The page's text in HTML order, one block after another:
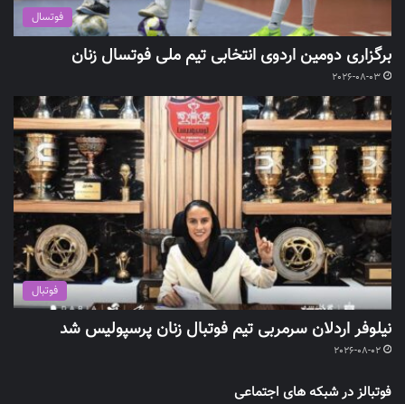
فوتسال
برگزاری دومین اردوی انتخابی تیم ملی فوتسال زنان
2026-08-03
فوتبال
نیلوفر اردلان سرمربی تیم فوتبال زنان پرسپولیس شد
2026-08-02
فوتبالز در شبکه های اجتماعی